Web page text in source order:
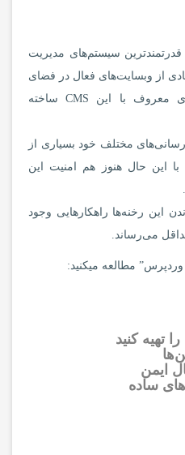
سیستم‌های مدیریت
از وبسایت‌های فعال در فضای
اینترنت و خیلی از وبسایت‌های معروف با این CMS ساخته
رسانی‌های مختلف خود بسیاری از
این حال هنوز هم امنیت این
این رخنه‌ها راهکارهایی وجود
می‌رساند.
مطالعه میکنید: